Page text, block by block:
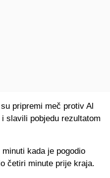
pripremi meč protiv Al
slavili pobjedu rezultatom
kada je pogodio
četiri minute prije kraja.